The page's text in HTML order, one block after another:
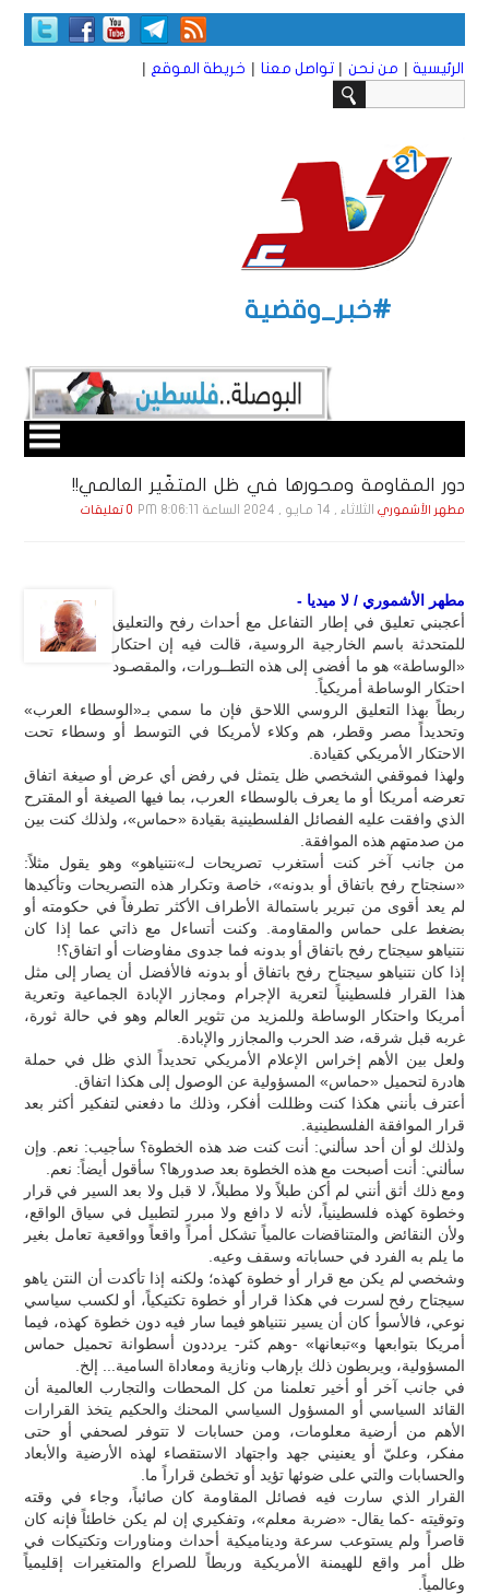
الرئيسية | من نحن | تواصل معنا | خريطة الموقع |
#خبر_وقضية
دور المقاومة ومحورها في ظل المتغّير العالمي!!
مطهر الأشموري الثلاثاء , 14 مـايـو , 2024 الساعة 8:06:11 PM 0 تعليقات
مطهر الأشموري / لا ميديا -
أعجبني تعليق في إطار التفاعل مع أحداث رفح والتعليق
للمتحدثة باسم الخارجية الروسية، قالت فيه إن احتكار
«الوساطة» هو ما أفضى إلى هذه التطــورات، والمقصـود
احتكار الوساطة أمريكياً.
ربطاً بهذا التعليق الروسي اللاحق فإن ما سمي بـ«الوسطاء العرب»
وتحديداً مصر وقطر، هم وكلاء لأمريكا في التوسط أو وسطاء تحت
الاحتكار الأمريكي كقيادة.
ولهذا فموقفي الشخصي ظل يتمثل في رفض أي عرض أو صيغة اتفاق
تعرضه أمريكا أو ما يعرف بالوسطاء العرب، بما فيها الصيغة أو المقترح
الذي وافقت عليه الفصائل الفلسطينية بقيادة «حماس»، ولذلك كنت بين
من صدمتهم هذه الموافقة.
من جانب آخر كنت أستغرب تصريحات لـ»نتنياهو» وهو يقول مثلاً:
«سنجتاح رفح باتفاق أو بدونه»، خاصة وتكرار هذه التصريحات وتأكيدها
لم يعد أقوى من تبرير باستمالة الأطراف الأكثر تطرفاً في حكومته أو
بضغط على حماس والمقاومة. وكنت أتساءل مع ذاتي عما إذا كان
نتنياهو سيجتاح رفح باتفاق أو بدونه فما جدوى مفاوضات أو اتفاق؟!
إذا كان نتنياهو سيجتاح رفح باتفاق أو بدونه فالأفضل أن يصار إلى مثل
هذا القرار فلسطينياً لتعرية الإجرام ومجازر الإبادة الجماعية وتعرية
أمريكا واحتكار الوساطة وللمزيد من تثوير العالم وهو في حالة ثورة،
غربه قبل شرقه، ضد الحرب والمجازر والإبادة.
ولعل بين الأهم إخراس الإعلام الأمريكي تحديداً الذي ظل في حملة
هادرة لتحميل «حماس» المسؤولية عن الوصول إلى هكذا اتفاق.
أعترف بأنني هكذا كنت وظللت أفكر، وذلك ما دفعني لتفكير أكثر بعد
قرار الموافقة الفلسطينية.
ولذلك لو أن أحد سألني: أنت كنت ضد هذه الخطوة؟ سأجيب: نعم. وإن
سألني: أنت أصبحت مع هذه الخطوة بعد صدورها؟ سأقول أيضاً: نعم.
ومع ذلك أثق أنني لم أكن طبلاً ولا مطبلاً، لا قبل ولا بعد السير في قرار
وخطوة كهذه فلسطينياً، لأنه لا دافع ولا مبرر لتطبيل في سياق الواقع،
ولأن النقائض والمتناقضات عالمياً تشكل أمراً واقعاً وواقعية تعامل بغير
ما يلم به الفرد في حساباته وسقف وعيه.
وشخصي لم يكن مع قرار أو خطوة كهذه؛ ولكنه إذا تأكدت أن النتن ياهو
سيجتاح رفح لسرت في هكذا قرار أو خطوة تكتيكياً، أو لكسب سياسي
نوعي، فالأسوأ كان أن يسير نتنياهو فيما سار فيه دون خطوة كهذه، فيما
أمريكا بتوابعها و»تبعانها» -وهم كثر- يرددون أسطوانة تحميل حماس
المسؤولية، ويربطون ذلك بإرهاب ونازية ومعاداة السامية... إلخ.
في جانب آخر أو أخير تعلمنا من كل المحطات والتجارب العالمية أن
القائد السياسي أو المسؤول السياسي المحنك والحكيم يتخذ القرارات
الأهم من أرضية معلومات، ومن حسابات لا تتوفر لصحفي أو حتى
مفكر، وعليّ أو يعنيني جهد واجتهاد الاستقصاء لهذه الأرضية والأبعاد
والحسابات والتي على ضوئها تؤيد أو تخطئ قراراً ما.
القرار الذي سارت فيه فصائل المقاومة كان صائباً، وجاء في وقته
وتوقيته -كما يقال- «ضربة معلم»، وتفكيري إن لم يكن خاطئاً فإنه كان
قاصراً ولم يستوعب سرعة وديناميكية أحداث ومناورات وتكتيكات في
ظل أمر واقع للهيمنة الأمريكية وربطاً للصراع والمتغيرات إقليمياً
وعالمياً.